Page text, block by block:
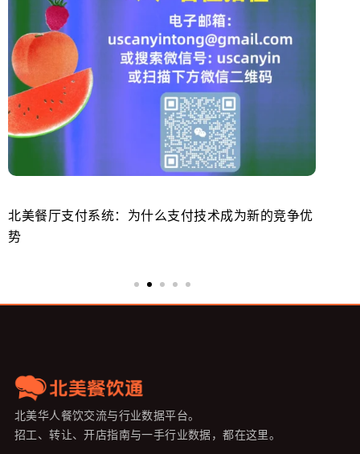
北美餐厅支付系统：为什么支付技术成为新的竞争优
势
北美华人餐饮交流与行业数据平台。
招工、转让、开店指南与一手行业数据，都在这里。